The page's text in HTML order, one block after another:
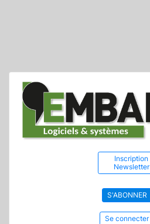
Inscription
Newsletter
S'ABONNER
Se connecter